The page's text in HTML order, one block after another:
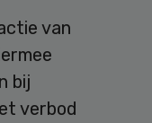
van
bij
verbod